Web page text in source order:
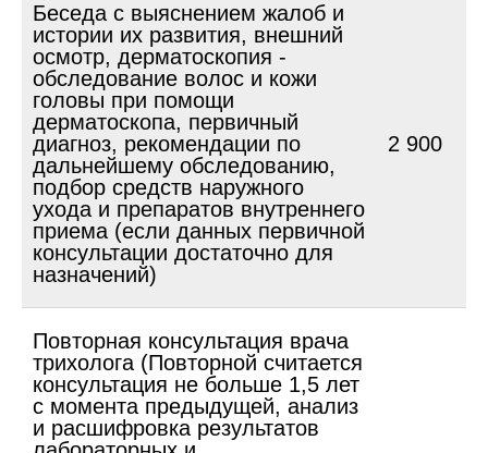
Беседа с выяснением жалоб и
истории их развития, внешний
осмотр, дерматоскопия -
обследование волос и кожи
головы при помощи
дерматоскопа, первичный
диагноз, рекомендации по
дальнейшему обследованию,
подбор средств наружного
ухода и препаратов внутреннего
приема (если данных первичной
консультации достаточно для
назначений)
2 900
Повторная консультация врача
трихолога (Повторной считается
консультация не больше 1,5 лет
с момента предыдущей, анализ
и расшифровка результатов